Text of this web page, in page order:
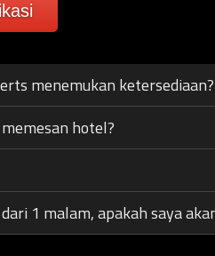
menemukan ketersediaan?
hotel?
1 malam, apakah saya